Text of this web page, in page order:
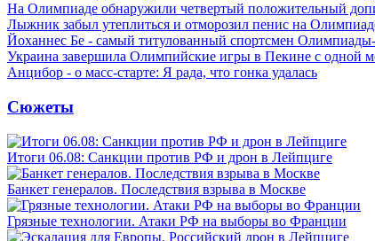
На Олимпиаде обнаружили четвертый положительный
Лыжник забыл утеплиться и отморозил пенис на
Йоханнес Бе - самый титулованный спортсмен
Украина завершила Олимпийские игры в Пекине с одной
Анцибор - о масс-старте: Я рада, что гонка удалась
Сюжеты
Итоги 06.08: Санкции против РФ и дрон в Лейпциге
Банкет генералов. Последствия взрыва в Москве
Грязные технологии. Атаки РФ на выборы во Франции